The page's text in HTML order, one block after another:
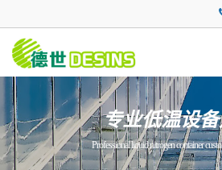
专业低温设
Professional liquid nitrogen container